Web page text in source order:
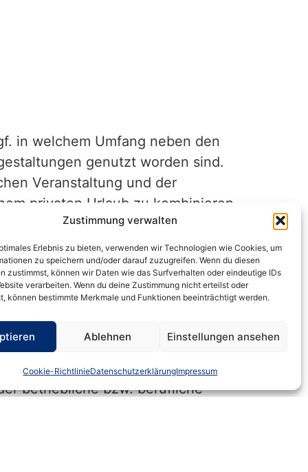
Zustimmung verwalten
Erlebnis zu bieten, verwenden wir Technologien wie Cookies, um
zu speichern und/oder darauf zuzugreifen. Wenn du diesen
zustimmst, können wir Daten wie das Surfverhalten oder eindeutige IDs
verarbeiten. Wenn du deine Zustimmung nicht erteilst oder
können bestimmte Merkmale und Funktionen beeinträchtigt werden.
Ablehnen Einstellungen ansehen
Cookie-RichtlinieDatenschutzerklärungImpressum
in welchem Umfang neben den
genutzt worden sind.
Veranstaltung und der
privaten Urlaub zu kombinieren,
veranlasst sind. Abziehbar
aufteilen zu können, muss der
vorhanden ist, auch
betriebliche bzw. berufliche